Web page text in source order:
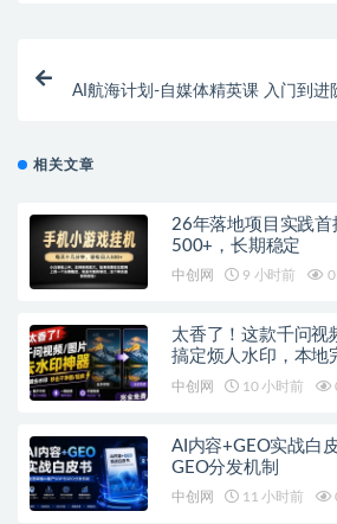
AI航海计划-自媒体精英课 入门到进
相关文章
26年落地项目实践首
500+，长期稳定
中创网 9 小时前 0
太香了！这款千问视
搞定烦人水印，本地
中创网 10 小时前
AI内容+GEO实战白
GEO分发机制
中创网 11 小时前